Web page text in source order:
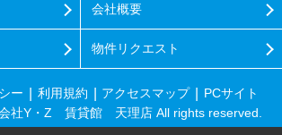
会社概要
物件リクエスト
ー 利用規約 アクセスマップ
PCサイト
社Y・Z 賃貸館 天理店 All rights reserved.